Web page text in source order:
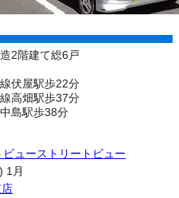
2階建て総6戸
伏屋駅歩22分
高畑駅歩37分
島駅歩38分
ストリートビュー
1月